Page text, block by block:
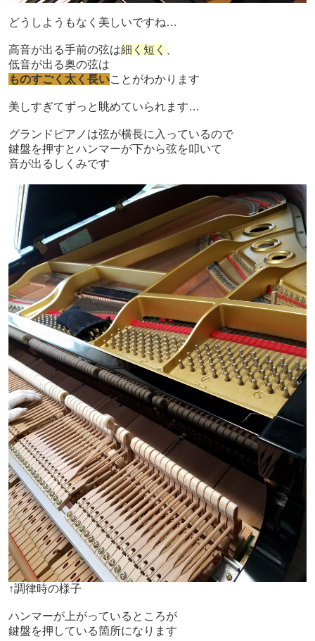
どうしようもなく美しいですね…
高音が出る手前の弦は細く短く
低音が出る奥の弦は
ものすごく太く長いことがわかります
美しすぎてずっと眺めていられます…
グランドピアノは弦が横長に入っているので
鍵盤を押すとハンマーが下から弦を叩いて
音が出るしくみです
↑調律時の様子
ハンマーが上がっているところが
鍵盤を押している箇所になります